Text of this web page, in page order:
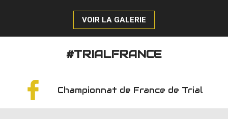
VOIR LA GALERIE
#TRIALFRANCE
Championnat de France de Trial